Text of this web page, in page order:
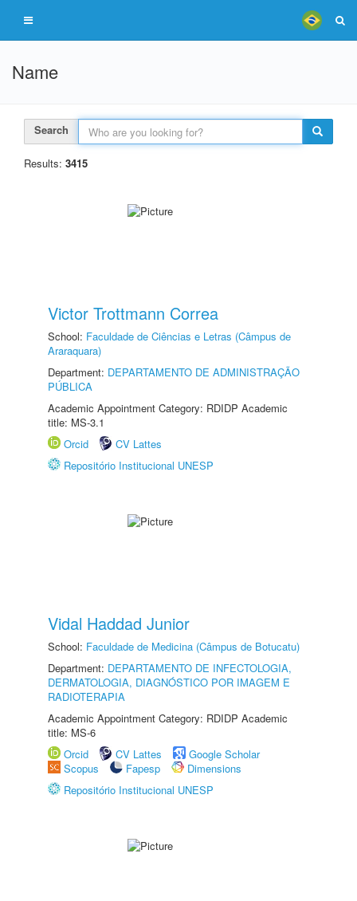
Name
Search
Results: 3415
Victor Trottmann Correa
School: Faculdade de Ciências e Letras (Câmpus de
Araraquara)
Department: DEPARTAMENTO DE ADMINISTRAÇÃO
PÚBLICA
Academic Appointment Category: RDIDP Academic
title: MS-3.1
Orcid
CV Lattes
Repositório Institucional UNESP
Vidal Haddad Junior
School: Faculdade de Medicina (Câmpus de Botucatu)
Department: DEPARTAMENTO DE INFECTOLOGIA,
DERMATOLOGIA, DIAGNÓSTICO POR IMAGEM E
RADIOTERAPIA
Academic Appointment Category: RDIDP Academic
title: MS-6
Orcid
CV Lattes
Google Scholar
Scopus
Fapesp
Dimensions
Repositório Institucional UNESP